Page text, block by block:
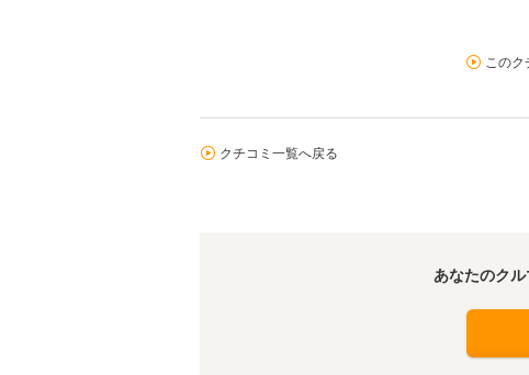
このク
クチコミ一覧へ戻る
あなたのク